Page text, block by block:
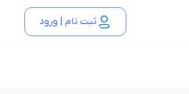
ثبت نام | ورود